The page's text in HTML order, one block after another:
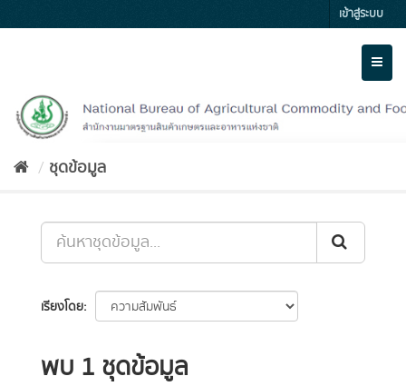
to
เข้าสู่ระบบ
ชุดข้อมูล
เรียงโดย
พบ 1 ชุดข้อมูล